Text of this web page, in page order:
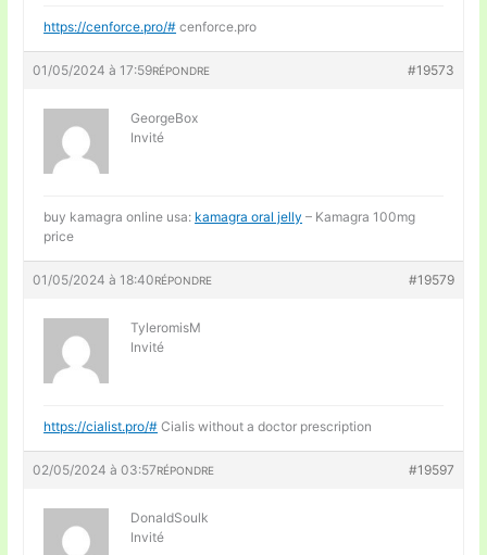
https://cenforce.pro/# cenforce.pro
01/05/2024 à 17:59 #19573
RÉPONDRE
GeorgeBox
Invité
buy kamagra online usa: kamagra oral jelly – Kamagra 100mg
price
01/05/2024 à 18:40 #19579
RÉPONDRE
TyleromisM
Invité
https://cialist.pro/# Cialis without a doctor prescription
02/05/2024 à 03:57 #19597
RÉPONDRE
DonaldSoulk
Invité